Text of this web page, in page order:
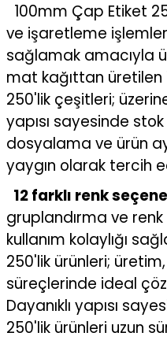
100mm Çap Etiket
ve işaretleme
sağlamak amacıyla
mat kağıttan üretilen
250'lik çeşitleri;
yapısı sayesinde
dosyalama ve ürün
yaygın olarak tercih
12 farklı renk
gruplandırma ve
kullanım kolaylığı
250'lik ürünleri;
süreçlerinde ideal
Dayanıklı yapısı
250'lik ürünleri uzun